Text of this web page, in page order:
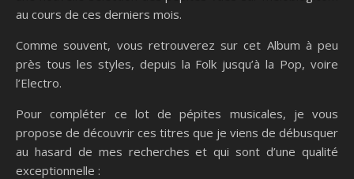
au cours de ces derniers mois.
Comme souvent, vous retrouverez sur cet Album à peu
près tous les styles, depuis la Folk jusqu’à la Pop, voire
l’Electro.
Pour compléter ce lot de pépites musicales, je vous
propose de découvrir ces titres que je viens de débusquer
au hasard de mes recherches et qui sont d’une qualité
exceptionnelle :